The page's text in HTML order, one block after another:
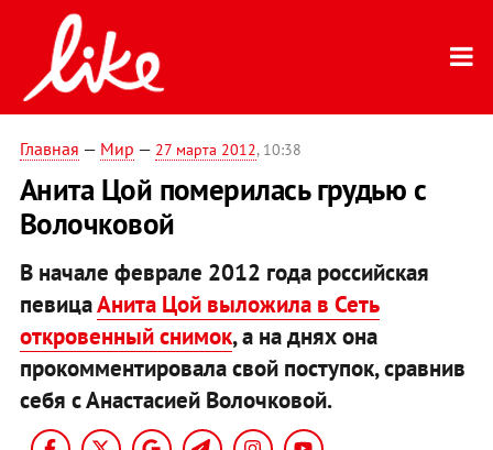
Главная — Мир — 27 марта 2012, 10:38
Анита Цой померилась грудью с
Волочковой
В начале феврале 2012 года российская
певицаАнита Цой выложила в Сеть
откровенный снимок, а на днях она
прокомментировала свой поступок, сравнив
себя с Анастасией Волочковой.